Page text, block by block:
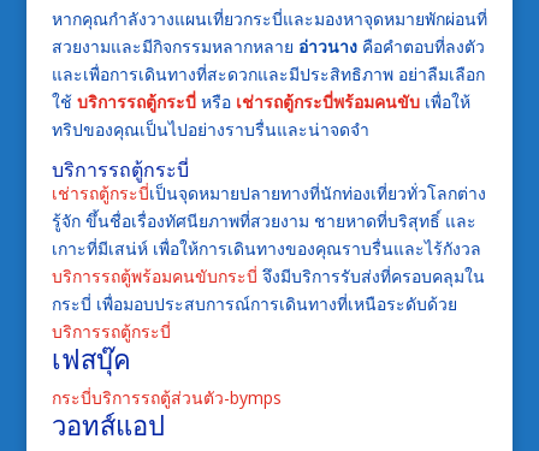
หากคุณกำลังวางแผนเที่ยวกระบี่และมองหาจุดหมายพักผ่อนที่
สวยงามและมีกิจกรรมหลากหลาย อ่าวนางคือคำตอบที่ลงตัว
และเพื่อการเดินทางที่สะดวกและมีประสิทธิภาพ อย่าลืมเลือก
ใช้ บริการรถตู้กระบี่หรือ เช่ารถตู้กระบี่พร้อมคนขับเพื่อให้
ทริปของคุณเป็นไปอย่างราบรื่นและน่าจดจำ
บริการรถตู้กระบี่
เช่ารถตู้กระบี่เป็นจุดหมายปลายทางที่นักท่องเที่ยวทั่วโลกต่าง
รู้จัก ขึ้นชื่อเรื่องทัศนียภาพที่สวยงาม ชายหาดที่บริสุทธิ์ และ
เกาะที่มีเสน่ห์ เพื่อให้การเดินทางของคุณราบรื่นและไร้กังวล
บริการรถตู้พร้อมคนขับกระบี่ จึงมีบริการรับส่งที่ครอบคลุมใน
กระบี่ เพื่อมอบประสบการณ์การเดินทางที่เหนือระดับด้วย
บริการรถตู้กระบี่
เฟสบุ๊ค
กระบี่บริการรถตู้ส่วนตัว-bymps
วอทส์แอป